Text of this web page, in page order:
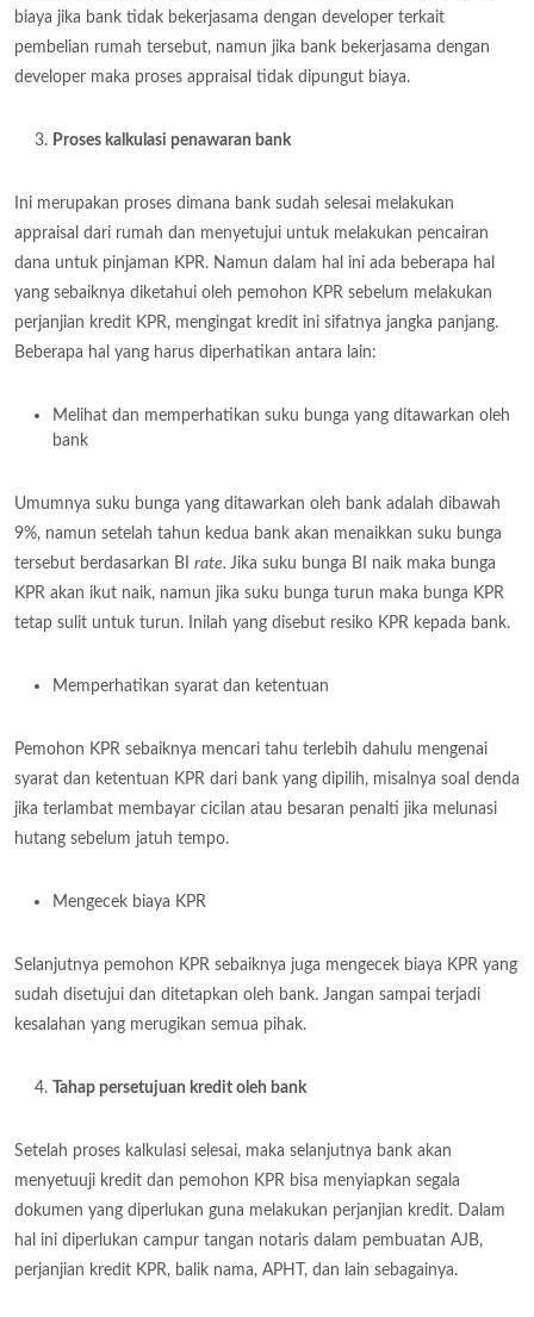
biaya jika bank tidak bekerjasama dengan developer terkait
pembelian rumah tersebut, namun jika bank bekerjasama dengan
developer maka proses appraisal tidak dipungut biaya.
Proses kalkulasi penawaran bank
Ini merupakan proses dimana bank sudah selesai melakukan
appraisal dari rumah dan menyetujui untuk melakukan pencairan
dana untuk pinjaman KPR. Namun dalam hal ini ada beberapa hal
yang sebaiknya diketahui oleh pemohon KPR sebelum melakukan
perjanjian kredit KPR, mengingat kredit ini sifatnya jangka panjang.
Beberapa hal yang harus diperhatikan antara lain:
Melihat dan memperhatikan suku bunga yang ditawarkan oleh
bank
Umumnya suku bunga yang ditawarkan oleh bank adalah dibawah
9%, namun setelah tahun kedua bank akan menaikkan suku bunga
tersebut berdasarkan BI rate. Jika suku bunga BI naik maka bunga
KPR akan ikut naik, namun jika suku bunga turun maka bunga KPR
tetap sulit untuk turun. Inilah yang disebut resiko KPR kepada bank.
Memperhatikan syarat dan ketentuan
Pemohon KPR sebaiknya mencari tahu terlebih dahulu mengenai
syarat dan ketentuan KPR dari bank yang dipilih, misalnya soal denda
jika terlambat membayar cicilan atau besaran penalti jika melunasi
hutang sebelum jatuh tempo.
Mengecek biaya KPR
Selanjutnya pemohon KPR sebaiknya juga mengecek biaya KPR yang
sudah disetujui dan ditetapkan oleh bank. Jangan sampai terjadi
kesalahan yang merugikan semua pihak.
Tahap persetujuan kredit oleh bank
Setelah proses kalkulasi selesai, maka selanjutnya bank akan
menyetuuji kredit dan pemohon KPR bisa menyiapkan segala
dokumen yang diperlukan guna melakukan perjanjian kredit. Dalam
hal ini diperlukan campur tangan notaris dalam pembuatan AJB,
perjanjian kredit KPR, balik nama, APHT, dan lain sebagainya.